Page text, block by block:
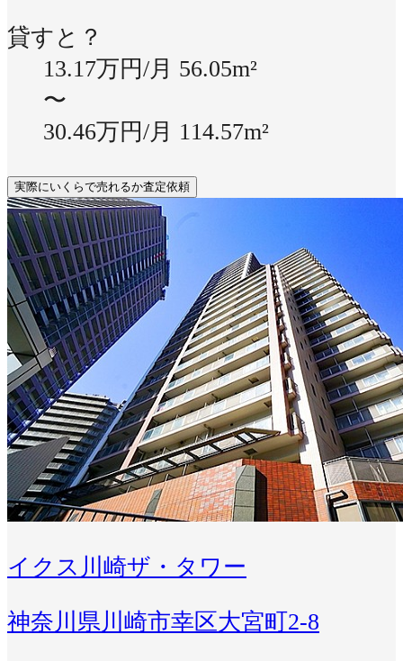
貸すと？
13.17万円/月 56.05m²
〜
30.46万円/月 114.57m²
実際にいくらで売れるか査定依頼
イクス川崎ザ・タワー
神奈川県川崎市幸区大宮町2-8